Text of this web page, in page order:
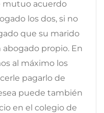
mutuo acuerdo
los dos, si no
que su marido
propio. En
al máximo los
pagarlo de
puede también
en el colegio de